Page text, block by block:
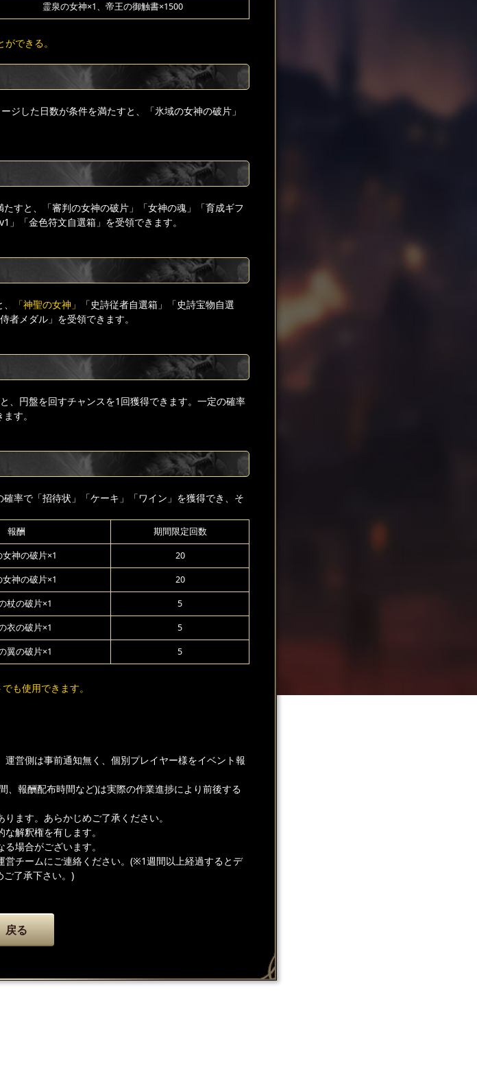
霊泉の女神×1、帝王の御触書×1500
できる。
ジした日数が条件を満たすと、「氷域の女神の破片」
すと、「審判の女神の破片」「女神の魂」「育成ギフ
」「金色符文自選箱」を受領できます。
「神聖の女神」
「史詩従者自選箱」「史詩宝物自選
者メダル」を受領できます。
、円盤を回すチャンスを1回獲得できます。一定の確率
す。
率で「招待状」「ケーキ」「ワイン」を獲得でき、そ
報酬 期間限定回数
神の破片×1 20
神の破片×1 20
杖の破片×1 5
衣の破片×1 5
翼の破片×1 5
も使用できます。
営側は事前通知無く、個別プレイヤー様をイベント報
報酬配布時間など)は実際の作業進捗により前後する
ます。あらかじめご了承ください。
解釈権を有します。
場合がございます。
チームにご連絡ください。(※1週間以上経過するとデ
ご了承下さい。)
戻る